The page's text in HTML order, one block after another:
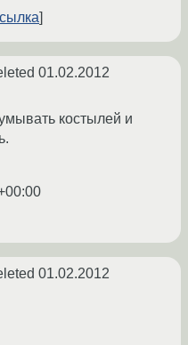
01.02.2012
костылей и
01.02.2012